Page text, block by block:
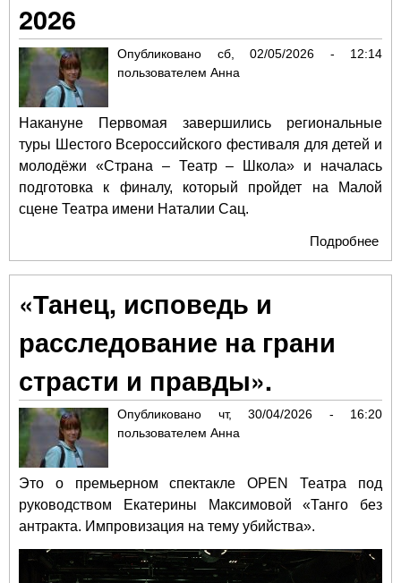
2026
Опубликовано сб, 02/05/2026 - 12:14
пользователем Анна
Накануне Первомая завершились региональные
туры Шестого Всероссийского фестиваля для детей и
молодёжи «Страна – Театр – Школа» и началась
подготовка к финалу, который пройдет на Малой
сцене Театра имени Наталии Сац.
Подробнее
«Танец, исповедь и
расследование на грани
страсти и правды».
Опубликовано чт, 30/04/2026 - 16:20
пользователем Анна
Это о премьерном спектакле OPEN Театра под
руководством Екатерины Максимовой «Танго без
антракта. Импровизация на тему убийства».